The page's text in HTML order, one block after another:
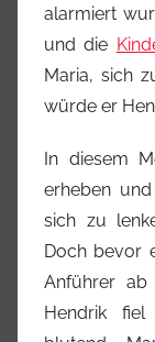
alarmiert
und die
Maria, sich
würde er
In diesem
erheben
sich zu
Doch bevor
Anführer
Hendrik